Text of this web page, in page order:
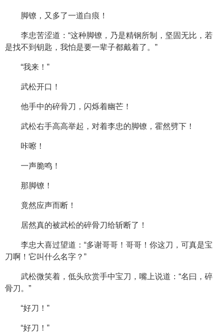
脚镣，又多了一道白痕！
李忠苦涩道：“这种脚镣，乃是精钢所制，坚固无比，若
是找不到钥匙，我怕是要一辈子都戴着了。”
“我来！”
武松开口！
他手中的碎骨刀，闪烁着幽芒！
武松右手高高举起，对着李忠的脚镣，霍然劈下！
咔嚓！
一声脆鸣！
那脚镣！
竟然应声而断！
居然真的被武松的碎骨刀给斩断了！
李忠大喜过望道：“多谢哥哥！哥哥！你这刀，可真是宝
刀啊！它叫什么名字？”
武松微笑着，低头欣赏手中宝刀，嘴上说道：“名曰，碎
骨刀。”
“好刀！”
“好刀！”